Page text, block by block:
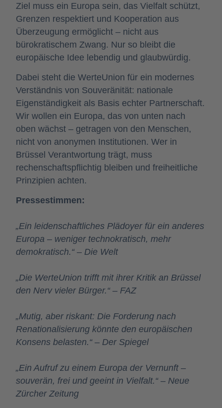
Ziel muss ein Europa sein, das Vielfalt schützt,
Grenzen respektiert und Kooperation aus
Überzeugung ermöglicht – nicht aus
bürokratischem Zwang. Nur so bleibt die
europäische Idee lebendig und glaubwürdig.
Dabei steht die WerteUnion für ein modernes
Verständnis von Souveränität: nationale
Eigenständigkeit als Basis echter Partnerschaft.
Wir wollen ein Europa, das von unten nach
oben wächst – getragen von den Menschen,
nicht von anonymen Institutionen. Wer in
Brüssel Verantwortung trägt, muss
rechenschaftspflichtig bleiben und freiheitliche
Prinzipien achten.
Pressestimmen:
„Ein leidenschaftliches Plädoyer für ein anderes
Europa – weniger technokratisch, mehr
demokratisch.“– Die Welt
„Die WerteUnion trifft mit ihrer Kritik an Brüssel
den Nerv vieler Bürger.“– FAZ
„Mutig, aber riskant: Die Forderung nach
Renationalisierung könnte den europäischen
Konsens belasten.“– Der Spiegel
„Ein Aufruf zu einem Europa der Vernunft –
souverän, frei und geeint in Vielfalt.“– Neue
Zürcher Zeitung